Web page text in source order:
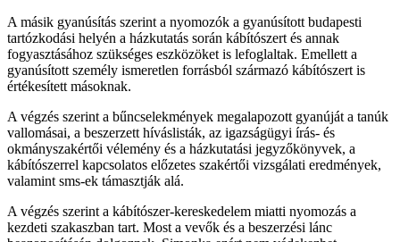
A másik gyanúsítás szerint a nyomozók a gyanúsított budapesti
tartózkodási helyén a házkutatás során kábítószert és annak
fogyasztásához szükséges eszközöket is lefoglaltak. Emellett a
gyanúsított személy ismeretlen forrásból származó kábítószert is
értékesített másoknak.
A végzés szerint a bűncselekmények megalapozott gyanúját a tanúk
vallomásai, a beszerzett híváslisták, az igazságügyi írás- és
okmányszakértői vélemény és a házkutatási jegyzőkönyvek, a
kábítószerrel kapcsolatos előzetes szakértői vizsgálati eredmények,
valamint sms-ek támasztják alá.
A végzés szerint a kábítószer-kereskedelem miatti nyomozás a
kezdeti szakaszban tart. Most a vevők és a beszerzési lánc